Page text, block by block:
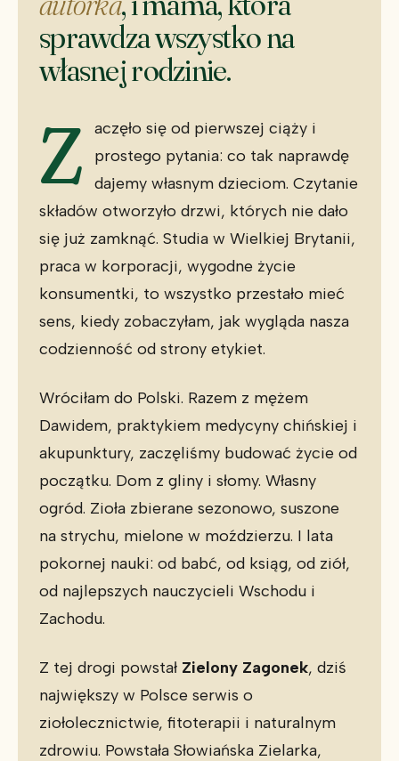
sprawdza wszystko na
własnej rodzinie.
Z
aczęło się od pierwszej ciąży i
prostego pytania: co tak naprawdę
dajemy własnym dzieciom. Czytanie
składów otworzyło drzwi, których nie dało
się już zamknąć. Studia w Wielkiej Brytanii,
praca w korporacji, wygodne życie
konsumentki, to wszystko przestało mieć
sens, kiedy zobaczyłam, jak wygląda nasza
codzienność od strony etykiet.
Wróciłam do Polski. Razem z mężem
Dawidem, praktykiem medycyny chińskiej i
akupunktury, zaczęliśmy budować życie od
początku. Dom z gliny i słomy. Własny
ogród. Zioła zbierane sezonowo, suszone
na strychu, mielone w moździerzu. I lata
pokornej nauki: od babć, od ksiąg, od ziół,
od najlepszych nauczycieli Wschodu i
Zachodu.
Z tej drogi powstał Zielony Zagonek, dziś
największy w Polsce serwis o
ziołolecznictwie, fitoterapii i naturalnym
zdrowiu. Powstała Słowiańska Zielarka,